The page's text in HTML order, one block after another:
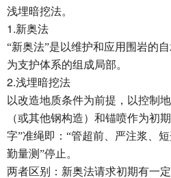
浅埋暗挖法。
1.新奥法
“新奥法”是以维护和应用围岩的
为支护体系的组成局部。
2.浅埋暗挖法
以改造地质条件为前提，以控制
（或其他钢构造）和锚喷作为初
字”准绳即：“管超前、严注浆、
勤量测”停止。
两者区别：新奥法请求初期有一